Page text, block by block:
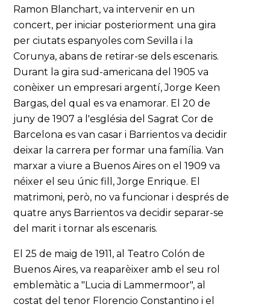
Ramon Blanchart, va intervenir en un
concert, per iniciar posteriorment una gira
per ciutats espanyoles com Sevilla i la
Corunya, abans de retirar-se dels escenaris.
Durant la gira sud-americana del 1905 va
conèixer un empresari argentí, Jorge Keen
Bargas, del qual es va enamorar. El 20 de
juny de 1907 a l'església del Sagrat Cor de
Barcelona es van casar i Barrientos va decidir
deixar la carrera per formar una família. Van
marxar a viure a Buenos Aires on el 1909 va
néixer el seu únic fill, Jorge Enrique. El
matrimoni, però, no va funcionar i després de
quatre anys Barrientos va decidir separar-se
del marit i tornar als escenaris.
El 25 de maig de 1911, al Teatro Colón de
Buenos Aires, va reaparèixer amb el seu rol
emblemàtic a "Lucia di Lammermoor", al
costat del tenor Florencio Constantino i el